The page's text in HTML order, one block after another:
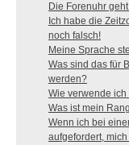
Die Forenuhr
Ich habe die
noch falsch!
Meine Sprache
Was sind das für
werden?
Wie verwende
Was ist mein
Wenn ich bei
aufgefordert,